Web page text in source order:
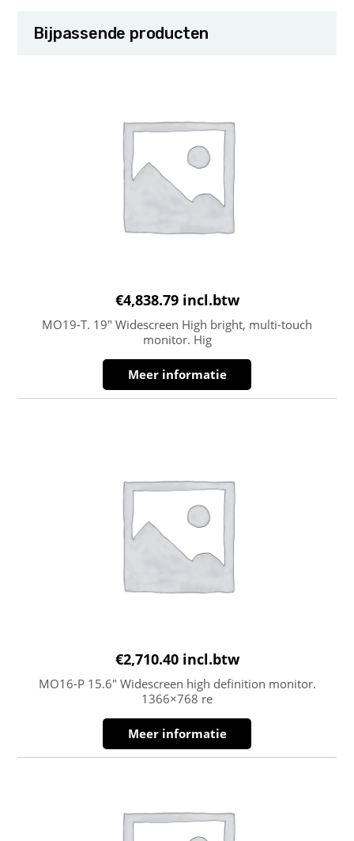
Bijpassende producten
€4,838.79 incl.btw
MO19-T. 19″ Widescreen High bright, multi-touch
monitor. Hig
Meer informatie
€2,710.40 incl.btw
MO16-P 15.6″ Widescreen high definition monitor.
1366×768 re
Meer informatie